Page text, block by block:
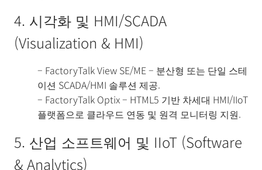
4. 시각화 및 HMI/SCADA
(Visualization & HMI)
– FactoryTalk View SE/ME – 분산형 또는 단일 스테
이션 SCADA/HMI 솔루션 제공.
– FactoryTalk Optix – HTML5 기반 차세대 HMI/IIoT
플랫폼으로 클라우드 연동 및 원격 모니터링 지원.
5. 산업 소프트웨어 및 IIoT (Software
& Analytics)